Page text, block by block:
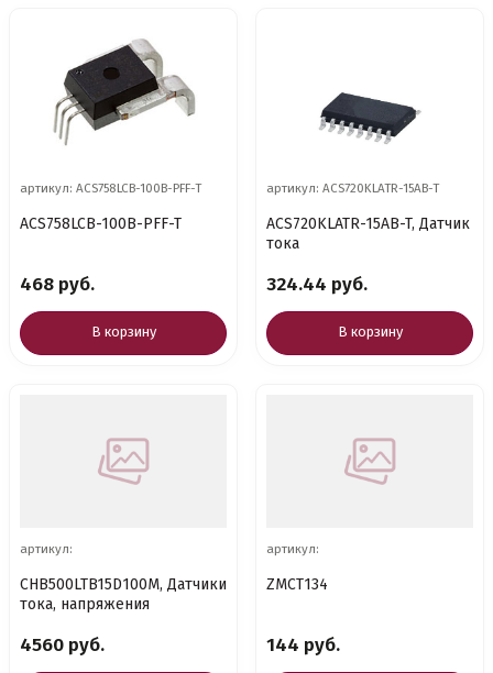
артикул: ACS758LCB-100B-PFF-T
ACS758LCB-100B-PFF-T
468 руб.
В корзину
артикул: ACS720KLATR-15AB-T
ACS720KLATR-15AB-T, Датчик
тока
324.44 руб.
В корзину
артикул:
CHB500LTB15D100M, Датчики
тока, напряжения
4560 руб.
артикул:
ZMCT134
144 руб.